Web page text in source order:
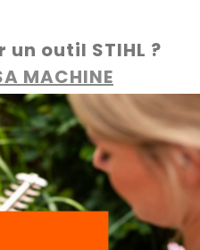
un outil STIHL ?
MACHINE